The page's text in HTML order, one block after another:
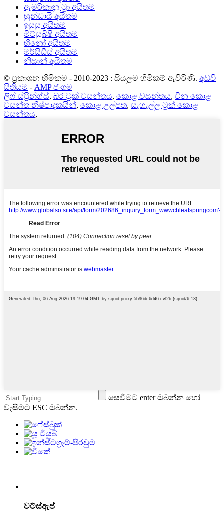
ඇමරිකානු ට්‍රා අයිතම
හුන්ඩායි අයිතම
ඉසුසු අයිතම
මිට්සුබිෂි අයිතම
හිනෝ අයිතම
මර්සිඩීස් අයිතම
නිසාන් අයිතම
© ප්‍රකාශන හිමිකම - 2010-2023 : සියලුම හිමිකම් ඇවිරිණි. අඩවි
සිතියම - AMP ජංගම
ලීෆ් ස්ප්‍රින්ග්ස්, බර ට්‍රක් වසන්තය, කොළ වසන්තය, චීන කොළ
වසන්ත නිෂ්පාදකයින්, කොළ උල්පත, සැහැල්ලු ට්‍රක් කොළ
වසන්තය,
සෙවීමට enter ඔබන්න හෝ
වැසීමට ESC ඔබන්න.
වට්ස්ඇප්